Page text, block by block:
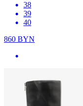
38
39
40
860 BYN